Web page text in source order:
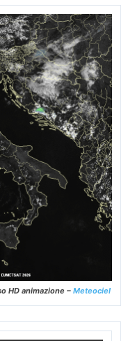
HD animazione – Meteociel